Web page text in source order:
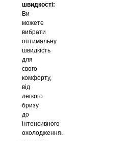
швидкості:
Ви
можете
вибрати
оптимальну
швидкість
для
свого
комфорту,
від
легкого
бризу
до
інтенсивного
охолодження.